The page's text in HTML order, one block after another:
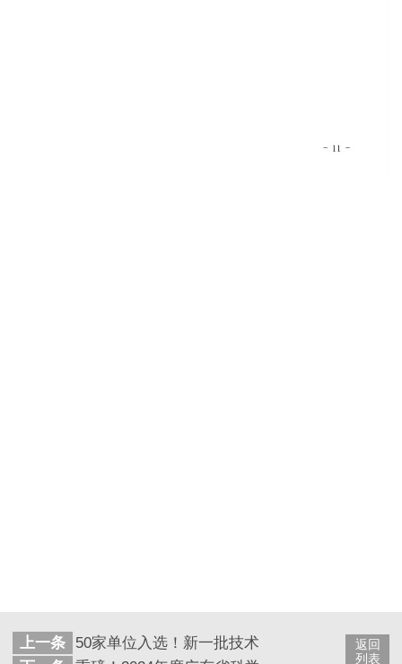
返回
列表
上一条
50家单位入选！新一批技术与创新支持中心（